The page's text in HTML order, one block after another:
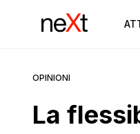
OPINIONI
La